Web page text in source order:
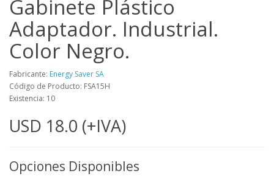
Gabinete Plástico
Adaptador. Industrial.
Color Negro.
Fabricante: Energy Saver SA
Código de Producto: FSA15H
Existencia: 10
USD 18.0 (+IVA)
Opciones Disponibles